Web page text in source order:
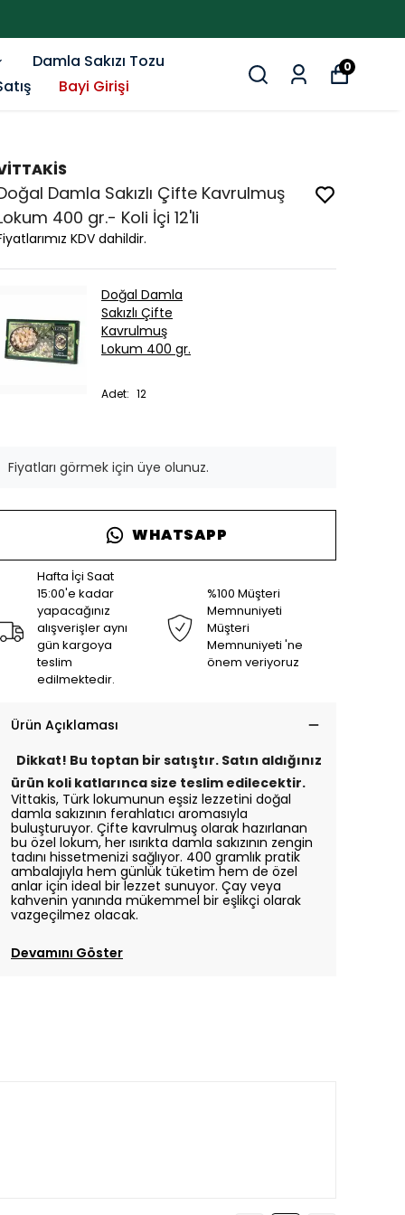
Damla Sakızı Tozu
Bayi Girişi
0
Damla Sakızlı Çifte Kavrulmuş
400 gr.- Koli İçi 12'li
KDV dahildir.
Doğal Damla
Sakızlı Çifte
Kavrulmuş
Lokum 400 gr.
Adet: 12
Fiyatları görmek için üye olunuz.
WHATSAPP
Hafta İçi Saat
15:00'e kadar
yapacağınız
alışverişler aynı
gün kargoya
teslim
edilmektedir.
%100 Müşteri
Memnuniyeti
Müşteri
Memnuniyeti 'ne
önem veriyoruz
Ürün Açıklaması
Dikkat! Bu toptan bir satıştır. Satın aldığınız
ürün koli katlarınca size teslim edilecektir.
Vittakis, Türk lokumunun eşsiz lezzetini doğal
damla sakızının ferahlatıcı aromasıyla
buluşturuyor. Çifte kavrulmuş olarak hazırlanan
bu özel lokum, her ısırıkta damla sakızının zengin
tadını hissetmenizi sağlıyor. 400 gramlık pratik
ambalajıyla hem günlük tüketim hem de özel
anlar için ideal bir lezzet sunuyor. Çay veya
kahvenin yanında mükemmel bir eşlikçi olarak
vazgeçilmez olacak.
Devamını Göster